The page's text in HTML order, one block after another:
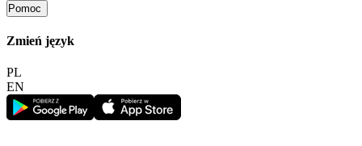
Pomoc
Zmień język
PL
EN